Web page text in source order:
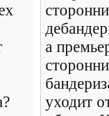
а
уходит